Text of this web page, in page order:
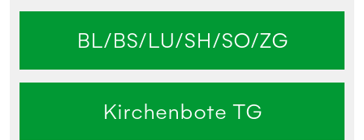
BL/BS/LU/SH/SO/ZG
Kirchenbote TG